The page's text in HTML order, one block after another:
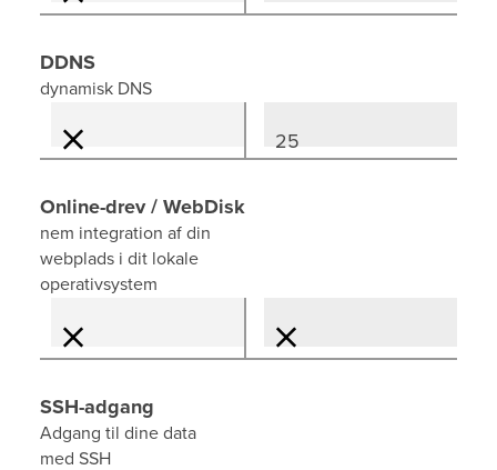
DDNS
dynamisk DNS
25
Online-drev / WebDisk
nem integration af din
webplads i dit lokale
operativsystem
SSH-adgang
Adgang til dine data
med SSH